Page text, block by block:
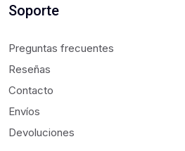
Soporte
Preguntas frecuentes
Reseñas
Contacto
Envíos
Devoluciones